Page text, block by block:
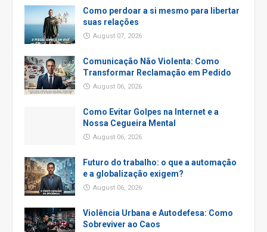
Como perdoar a si mesmo para libertar
suas relações
August 07, 2026
Comunicação Não Violenta: Como
Transformar Reclamação em Pedido
August 06, 2026
Como Evitar Golpes na Internet e a
Nossa Cegueira Mental
August 06, 2026
Futuro do trabalho: o que a automação
e a globalização exigem?
August 06, 2026
Violência Urbana e Autodefesa: Como
Sobreviver ao Caos